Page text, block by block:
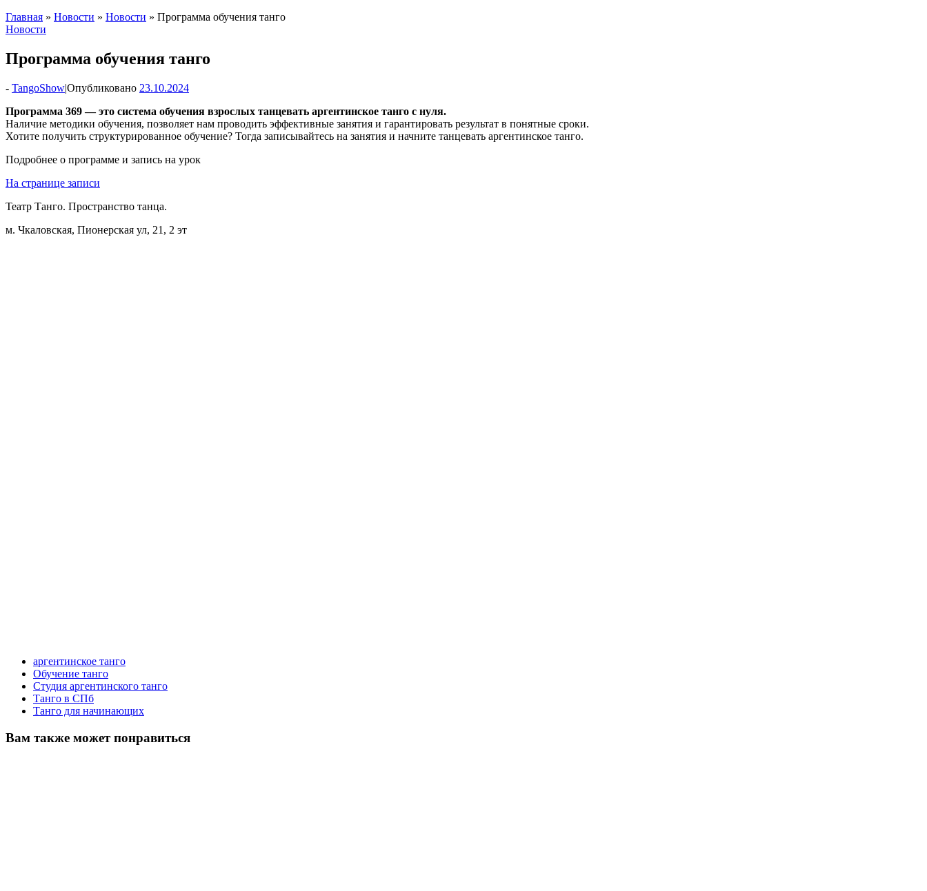
Главная » Новости » Новости » Программа обучения танго
Новости
Программа обучения танго
- TangoShow|Опубликовано 23.10.2024
Программа 369 — это система обучения взрослых танцевать аргентинское танго с нуля.
Наличие методики обучения, позволяет нам проводить эффективные занятия и гарантировать результат в понятные сроки.
Хотите получить структурированное обучение? Тогда записывайтесь на занятия и начните танцевать аргентинское танго.
Подробнее о программе и запись на урок
На странице записи
Театр Танго. Пространство танца.
м. Чкаловская, Пионерская ул, 21, 2 эт
аргентинское танго
Обучение танго
Студия аргентинского танго
Танго в СПб
Танго для начинающих
Вам также может понравиться